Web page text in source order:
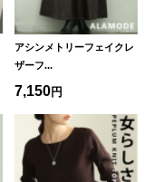
アシンメトリーフェイクレ
ザーフ...
7,150